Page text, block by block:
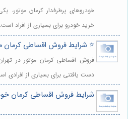
خودروهای پرطرفدار کرمان
خرید خودرو برای بسیاری از افراد
⭐️ شرایط فروش اقساطی کرمان
فروش اقساطی کرمان موتور در
دست یافتنی برای بسیاری از
شرایط فروش اقساطی کرمان